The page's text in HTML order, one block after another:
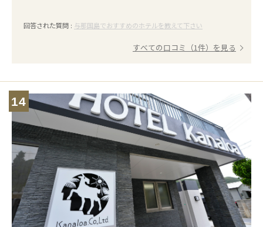
回答された質問 : 与那国島でおすすめのホテルを教えて下さい
すべての口コミ（1件）を見る
14